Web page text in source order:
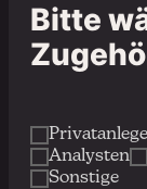
Bitte
Analysten
Sonstige